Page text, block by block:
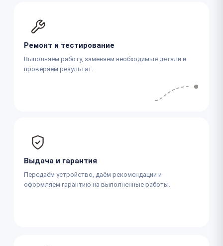
Ремонт и тестирование
Выполняем работу, заменяем необходимые детали и
проверяем результат.
Выдача и гарантия
Передаём устройство, даём рекомендации и
оформляем гарантию на выполненные работы.